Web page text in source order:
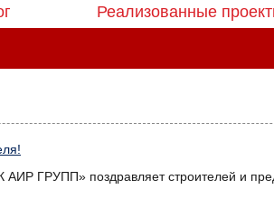
Реализованные
АИР ГРУПП» поздравляет строителей и